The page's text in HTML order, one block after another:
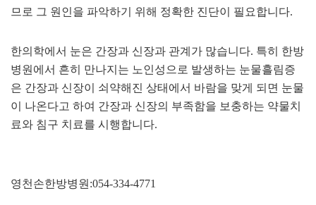
므로 그 원인을 파악하기 위해 정확한 진단이 필요합니다.
한의학에서 눈은 간장과 신장과 관계가 많습니다. 특히 한방
병원에서 흔히 만나지는 노인성으로 발생하는 눈물흘림증
은 간장과 신장이 쇠약해진 상태에서 바람을 맞게 되면 눈물
이 나온다고 하여 간장과 신장의 부족함을 보충하는 약물치
료와 침구 치료를 시행합니다.
영천손한방병원:054-334-4771